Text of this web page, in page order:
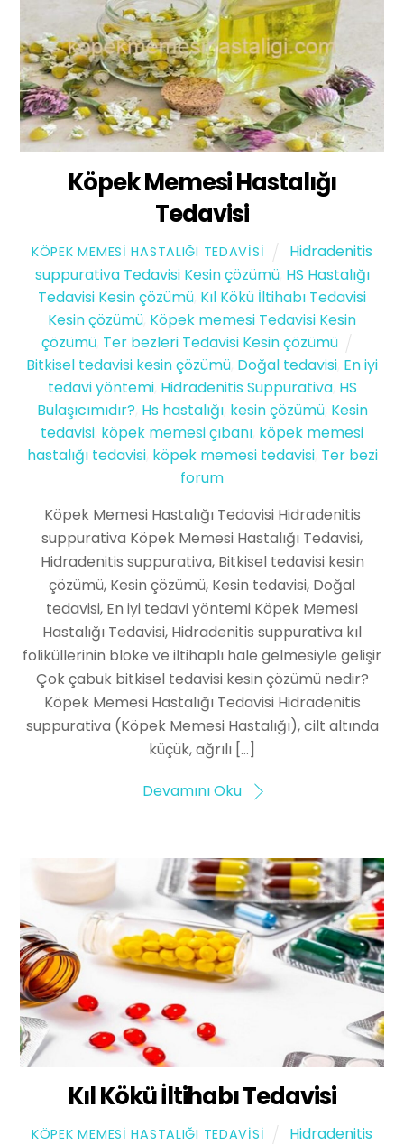
Köpek Memesi Hastalığı
Tedavisi
KÖPEK MEMESI HASTALIĞI TEDAVISI
Hidradenitis
suppurativa Tedavisi Kesin çözümü, HS Hastalığı
Tedavisi Kesin çözümü Kıl Kökü İltihabı Tedavisi
Kesin çözümü Köpek memesi Tedavisi Kesin
çözümü, Ter bezleri Tedavisi Kesin çözümü
Bitkisel tedavisi kesin çözümü Doğal tedavisi En iyi
tedavi yöntemi, Hidradenitis Suppurativa, HS
Bulaşıcımıdır? Hs hastalığı, kesin çözümü, Kesin
tedavisi köpek memesi çıbanı köpek memesi
hastalığı tedavisi, köpek memesi tedavisi, Ter bezi
forum
Köpek Memesi Hastalığı Tedavisi Hidradenitis
suppurativa Köpek Memesi Hastalığı Tedavisi,
Hidradenitis suppurativa, Bitkisel tedavisi kesin
çözümü, Kesin çözümü, Kesin tedavisi, Doğal
tedavisi, En iyi tedavi yöntemi Köpek Memesi
Hastalığı Tedavisi, Hidradenitis suppurativa kıl
foliküllerinin bloke ve iltihaplı hale gelmesiyle gelişir
Çok çabuk bitkisel tedavisi kesin çözümü nedir?
Köpek Memesi Hastalığı Tedavisi Hidradenitis
suppurativa (Köpek Memesi Hastalığı), cilt altında
küçük, ağrılı […]
Devamını Oku
Kıl Kökü İltihabı Tedavisi
KÖPEK MEMESI HASTALIĞI TEDAVISI
Hidradenitis